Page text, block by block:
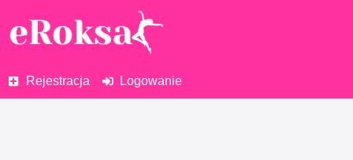
Rejestracja Logowanie